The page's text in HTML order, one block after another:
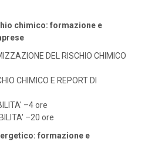
chimico: formazione e
DEL RISCHIO CHIMICO
CHIMICO E REPORT DI
–4 ore
–20 ore
formazione e